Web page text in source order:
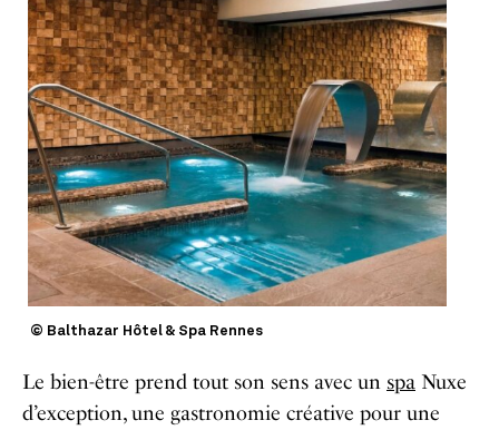
© Balthazar Hôtel & Spa Rennes
Le bien-être prend tout son sens avec un spa Nuxe
d’exception, une gastronomie créative pour une